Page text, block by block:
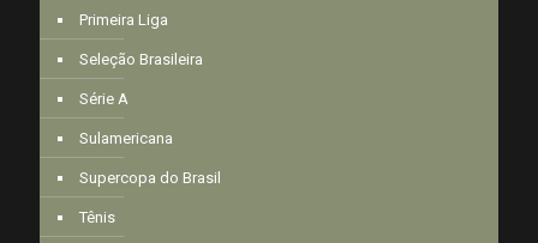
Primeira Liga
Seleção Brasileira
Série A
Sulamericana
Supercopa do Brasil
Tênis